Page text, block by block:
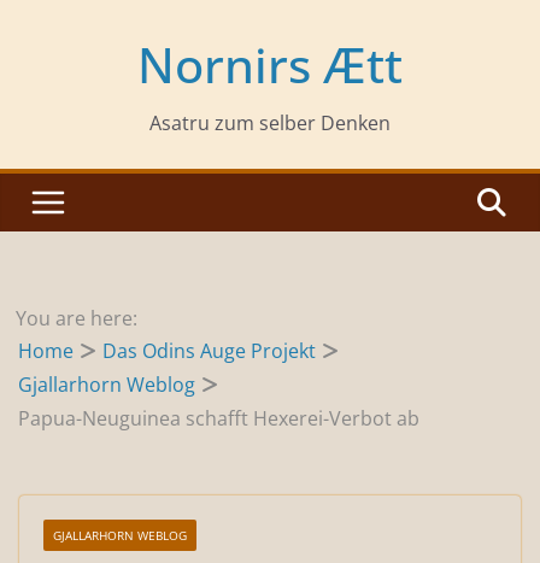
Nornirs Ætt
Asatru zum selber Denken
You are here:
Home
Das Odins Auge Projekt
Gjallarhorn Weblog
Papua-Neuguinea schafft Hexerei-Verbot ab
GJALLARHORN WEBLOG